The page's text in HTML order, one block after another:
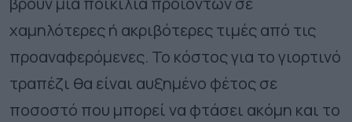
χαμηλότερες ή ακριβότερες τιμές από τις
προαναφερόμενες. Το κόστος για το γιορτινό
τραπέζι θα είναι αυξημένο φέτος σε
ποσοστό που μπορεί να φτάσει ακόμη και το